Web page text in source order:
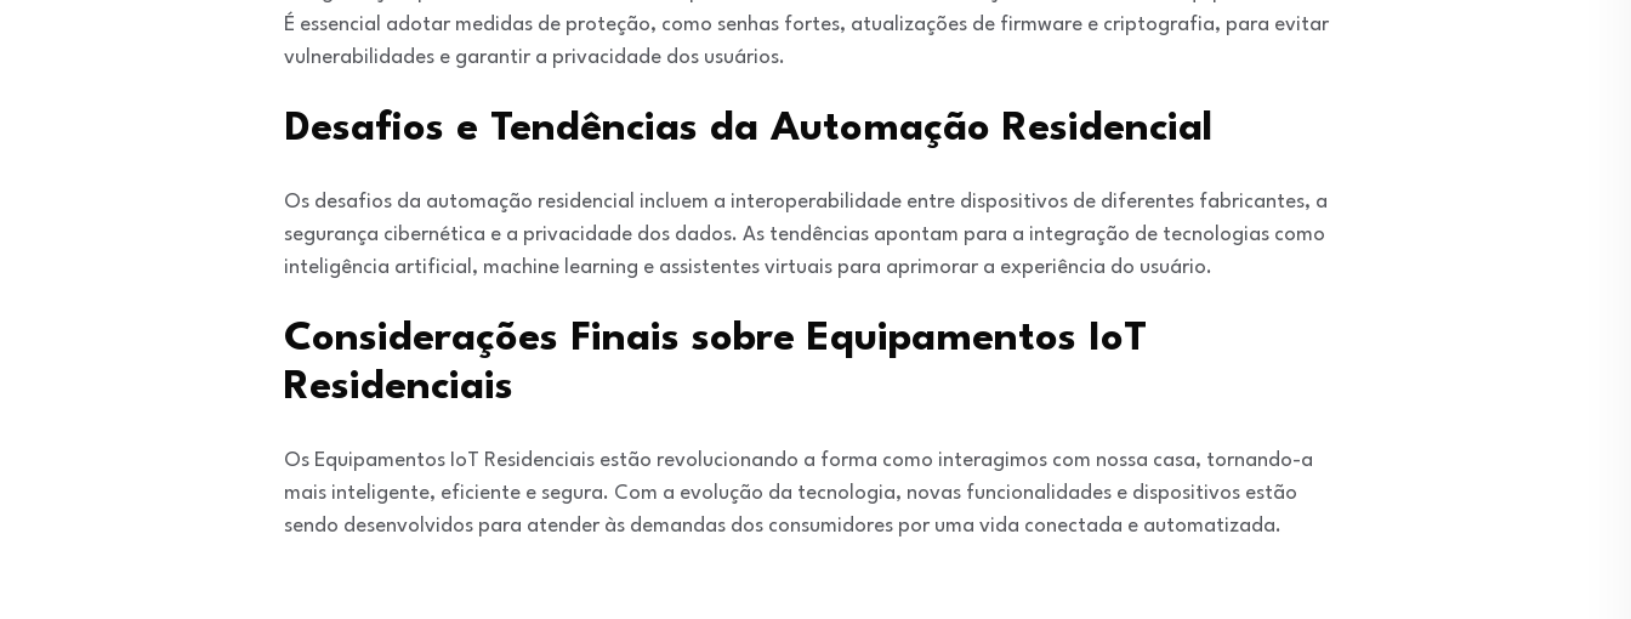
É essencial adotar medidas de proteção, como senhas fortes, atualizações de firmware e criptografia, para evitar
vulnerabilidades e garantir a privacidade dos usuários.
Desafios e Tendências da Automação Residencial
Os desafios da automação residencial incluem a interoperabilidade entre dispositivos de diferentes fabricantes, a
segurança cibernética e a privacidade dos dados. As tendências apontam para a integração de tecnologias como
inteligência artificial, machine learning e assistentes virtuais para aprimorar a experiência do usuário.
Considerações Finais sobre Equipamentos IoT
Residenciais
Os Equipamentos IoT Residenciais estão revolucionando a forma como interagimos com nossa casa, tornando-a
mais inteligente, eficiente e segura. Com a evolução da tecnologia, novas funcionalidades e dispositivos estão
sendo desenvolvidos para atender às demandas dos consumidores por uma vida conectada e automatizada.